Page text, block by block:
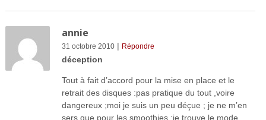
annie
31 octobre 2010| Répondre
déception
Tout à fait d’accord pour la mise en place et le
retrait des disques :pas pratique du tout ,voire
dangereux ;moi je suis un peu déçue ; je ne m’en
sers que pour les smoothies ;je trouve le mode